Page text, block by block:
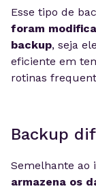
Esse tipo de
foram
backup, seja
eficiente em
rotinas
Backup
Semelhante ao
armazena os